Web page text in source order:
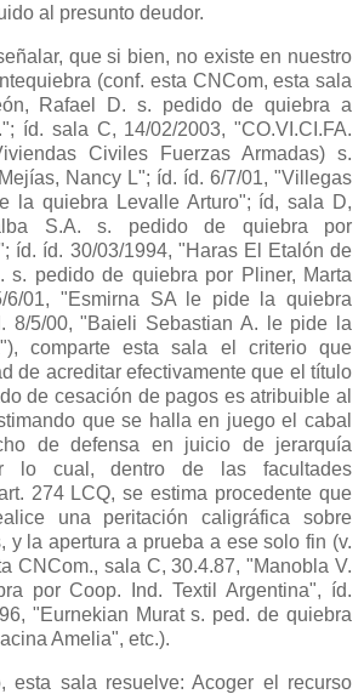
al presunto deudor.
que si bien, no existe en nuestro
(conf. esta CNCom, esta sala
Rafael D. s. pedido de quiebra a
íd. sala C, 14/02/2003, "CO.VI.CI.FA.
Civiles Fuerzas Armadas) s.
Nancy L"; íd. íd. 6/7/01, "Villegas
la quiebra Levalle Arturo"; íd, sala D,
S.A. s. pedido de quiebra por
íd. íd. 30/03/1994, "Haras El Etalón de
s. pedido de quiebra por Pliner, Marta
6/01, "Esmirna SA le pide la quiebra
8/5/00, "Baieli Sebastian A. le pide la
comparte esta sala el criterio que
de acreditar efectivamente que el título
de cesación de pagos es atribuible al
que se halla en juego el cabal
de defensa en juicio de jerarquía
lo cual, dentro de las facultades
274 LCQ, se estima procedente que
una peritación caligráfica sobre
y la apertura a prueba a ese solo fin (v.
CNCom., sala C, 30.4.87, "Manobla V.
por Coop. Ind. Textil Argentina", íd.
"Eurnekian Murat s. ped. de quiebra
Amelia", etc.).
esta sala resuelve: Acoger el recurso